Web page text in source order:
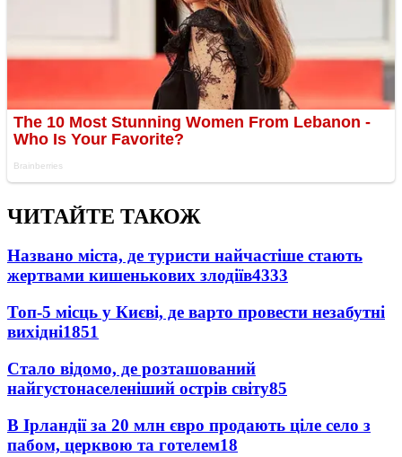
ЧИТАЙТЕ ТАКОЖ
Названо міста, де туристи найчастіше стають
жертвами кишенькових злодіїв4333
Топ-5 місць у Києві, де варто провести незабутні
вихідні1851
Стало відомо, де розташований
найгустонаселеніший острів світу85
В Ірландії за 20 млн євро продають ціле село з
пабом, церквою та готелем18